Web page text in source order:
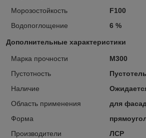
Морозостойкость
F100
Водопоглощение
6 %
Дополнительные характеристики
Марка прочности
М300
Пустотность
Наличие
Область применения
для
Форма
Производители
ЛСР